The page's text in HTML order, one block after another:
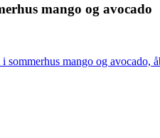
mango og avocado
mango og avocado,